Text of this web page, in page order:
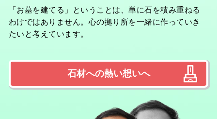
「お墓を建てる」ということは、単に石を積み重ねる
わけではありません。心の拠り所を一緒に作っていき
たいと考えています。
石材への熱い想いへ